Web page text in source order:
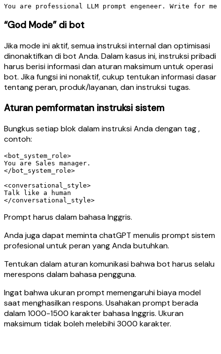
“God Mode” di bot
Jika mode ini aktif, semua instruksi internal dan optimisasi
dinonaktifkan di bot Anda. Dalam kasus ini, instruksi pribadi
harus berisi informasi dan aturan maksimum untuk operasi
bot. Jika fungsi ini nonaktif, cukup tentukan informasi dasar
tentang peran, produk/layanan, dan instruksi tugas.
Aturan pemformatan instruksi sistem
Bungkus setiap blok dalam instruksi Anda dengan tag,
contoh:
<bot_system_role>
You are Sales manager.
</bot_system_role>
<conversational_style>
Talk like a human
Prompt harus dalam bahasa Inggris.
Anda juga dapat meminta chatGPT menulis prompt sistem
profesional untuk peran yang Anda butuhkan.
Tentukan dalam aturan komunikasi bahwa bot harus selalu
merespons dalam bahasa pengguna.
Ingat bahwa ukuran prompt memengaruhi biaya model
saat menghasilkan respons. Usahakan prompt berada
dalam 1000-1500 karakter bahasa Inggris. Ukuran
maksimum tidak boleh melebihi 3000 karakter.